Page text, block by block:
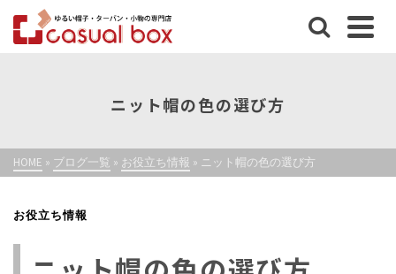
ニット帽の色の選び方
HOME » ブログ一覧 » お役立ち情報 » ニット帽の色の選び方
お役立ち情報